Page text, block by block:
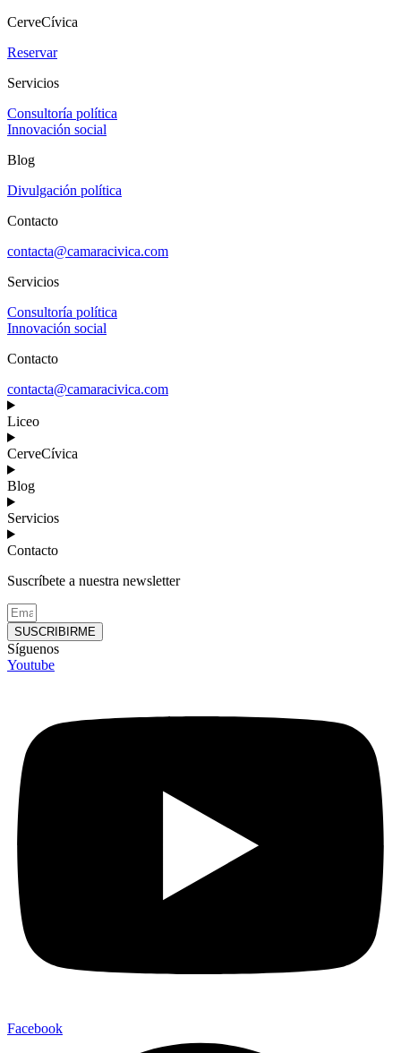
CerveCívica
Reservar
Servicios
Consultoría política
Innovación social
Blog
Divulgación política
Contacto
contacta@camaracivica.com
Servicios
Consultoría política
Innovación social
Contacto
contacta@camaracivica.com
Liceo
CerveCívica
Blog
Servicios
Contacto
Suscríbete a nuestra newsletter
SUSCRIBIRME
Síguenos
Youtube
Facebook